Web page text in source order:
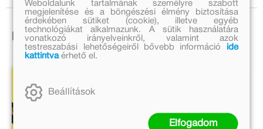
Ezek is érdekelhetnek!
Weboldalunk tartalmának személyre szabott
megjelenítése és a böngészési élmény biztosítása
érdekében sütiket (cookie), illetve egyéb
technológiákat alkalmazunk. A sütik használatára
vonatkozó irányelveinkről, valamint azok
testreszabási lehetőségeiről bővebb információ
ide
kattintvaérhető el.
Beállítások
Elfogadom